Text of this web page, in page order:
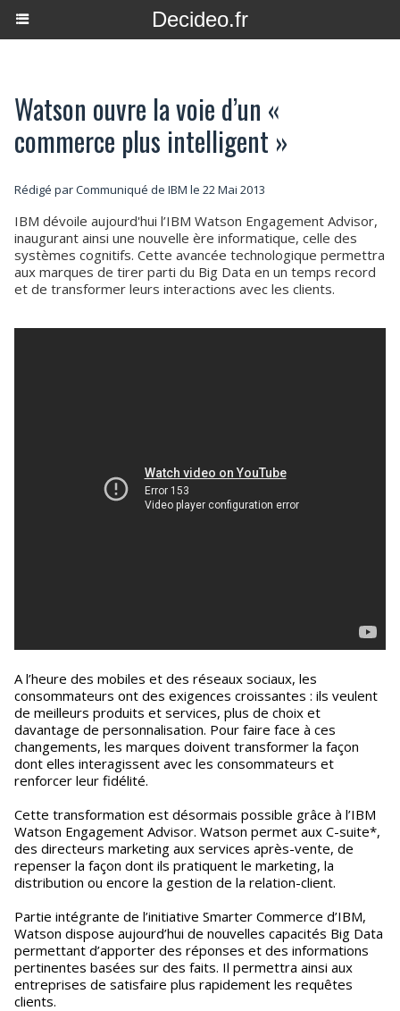
Decideo.fr
Watson ouvre la voie d’un «
commerce plus intelligent »
Rédigé par Communiqué de IBM le 22 Mai 2013
IBM dévoile aujourd'hui l’IBM Watson Engagement Advisor,
inaugurant ainsi une nouvelle ère informatique, celle des
systèmes cognitifs. Cette avancée technologique permettra
aux marques de tirer parti du Big Data en un temps record
et de transformer leurs interactions avec les clients.
A l’heure des mobiles et des réseaux sociaux, les
consommateurs ont des exigences croissantes : ils veulent
de meilleurs produits et services, plus de choix et
davantage de personnalisation. Pour faire face à ces
changements, les marques doivent transformer la façon
dont elles interagissent avec les consommateurs et
renforcer leur fidélité.
Cette transformation est désormais possible grâce à l’IBM
Watson Engagement Advisor. Watson permet aux C-suite*,
des directeurs marketing aux services après-vente, de
repenser la façon dont ils pratiquent le marketing, la
distribution ou encore la gestion de la relation-client.
Partie intégrante de l’initiative Smarter Commerce d’IBM,
Watson dispose aujourd’hui de nouvelles capacités Big Data
permettant d’apporter des réponses et des informations
pertinentes basées sur des faits. Il permettra ainsi aux
entreprises de satisfaire plus rapidement les requêtes
clients.